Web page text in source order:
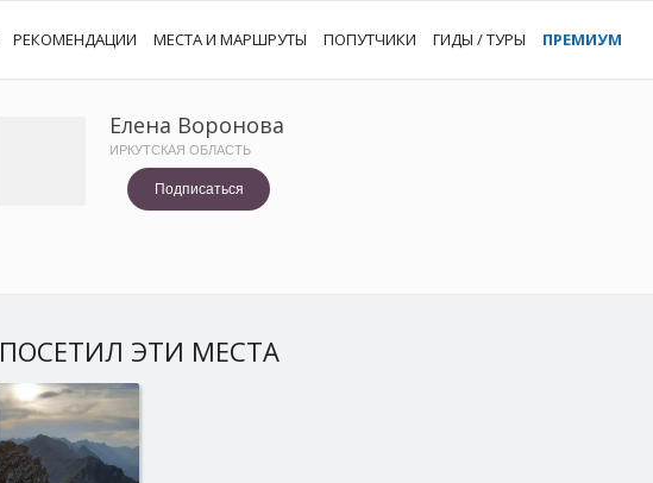
РЕКОМЕНДАЦИИ МЕСТА И МАРШРУТЫ ПОПУТЧИКИ ГИДЫ / ТУРЫ ПРЕМИУМ
Елена Воронова
ИРКУТСКАЯ ОБЛАСТЬ
Подписаться
ПОСЕТИЛ ЭТИ МЕСТА